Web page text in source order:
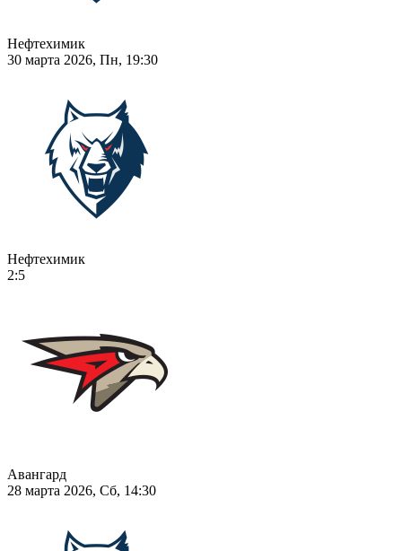
Нефтехимик
30 марта 2026, Пн, 19:30
Нефтехимик
2:5
Авангард
28 марта 2026, Сб, 14:30